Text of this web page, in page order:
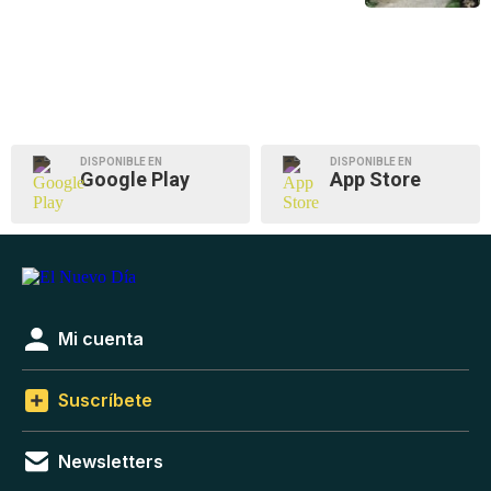
DISPONIBLE EN
Google Play
DISPONIBLE EN
App Store
Mi cuenta
Suscríbete
Newsletters